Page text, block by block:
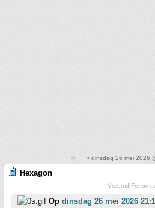
• dinsdag 26 mei 2026
Hexagon
Vreemd
Op dinsdag 26 mei 2026